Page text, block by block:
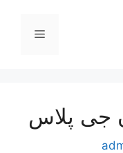
فهرست
جی پلاس